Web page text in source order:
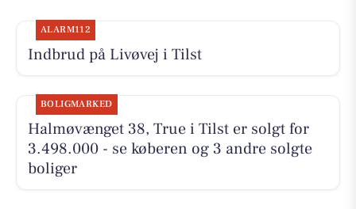
ALARM112
Indbrud på Livøvej i Tilst
BOLIGMARKED
Halmøvænget 38, True i Tilst er solgt for
3.498.000 - se køberen og 3 andre solgte
boliger